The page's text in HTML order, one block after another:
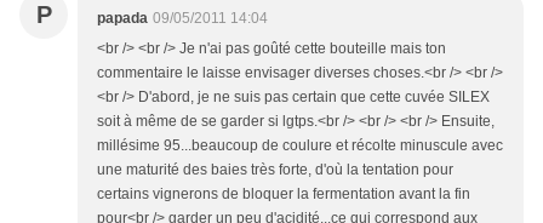
P papada 09/05/2011 14:04
<br /> <br /> Je n'ai pas goûté cette bouteille mais ton
commentaire le laisse envisager diverses choses.<br /> <br />
<br /> D'abord, je ne suis pas certain que cette cuvée SILEX
soit à même de se garder si lgtps.<br /> <br /> <br /> Ensuite,
millésime 95...beaucoup de coulure et récolte minuscule avec
une maturité des baies très forte, d'où la tentation pour
certains vignerons de bloquer la fermentation avant la fin
pour<br /> garder un peu d'acidité...ce qui correspond aux